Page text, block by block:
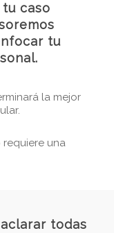
caso
tu
la mejor
una
todas